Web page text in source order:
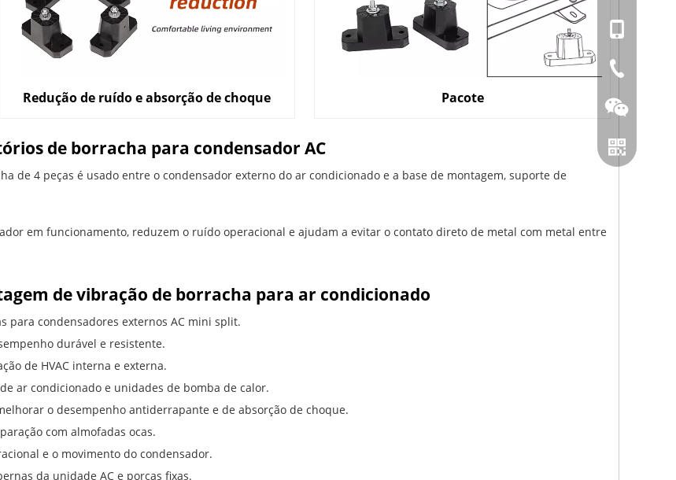
Redução de ruído e absorção de choque Pacote
de borracha para condensador AC
de 4 peças é usado entre o condensador externo do ar condicionado e a base de montagem, suporte de
em funcionamento, reduzem o ruído operacional e ajudam a evitar o contato direto de metal com metal entre
de vibração de borracha para ar condicionado
para condensadores externos AC mini split.
durável e resistente.
de HVAC interna e externa.
ar condicionado e unidades de bomba de calor.
o desempenho antiderrapante e de absorção de choque.
com almofadas ocas.
e o movimento do condensador.
da unidade AC e porcas fixas.
86-